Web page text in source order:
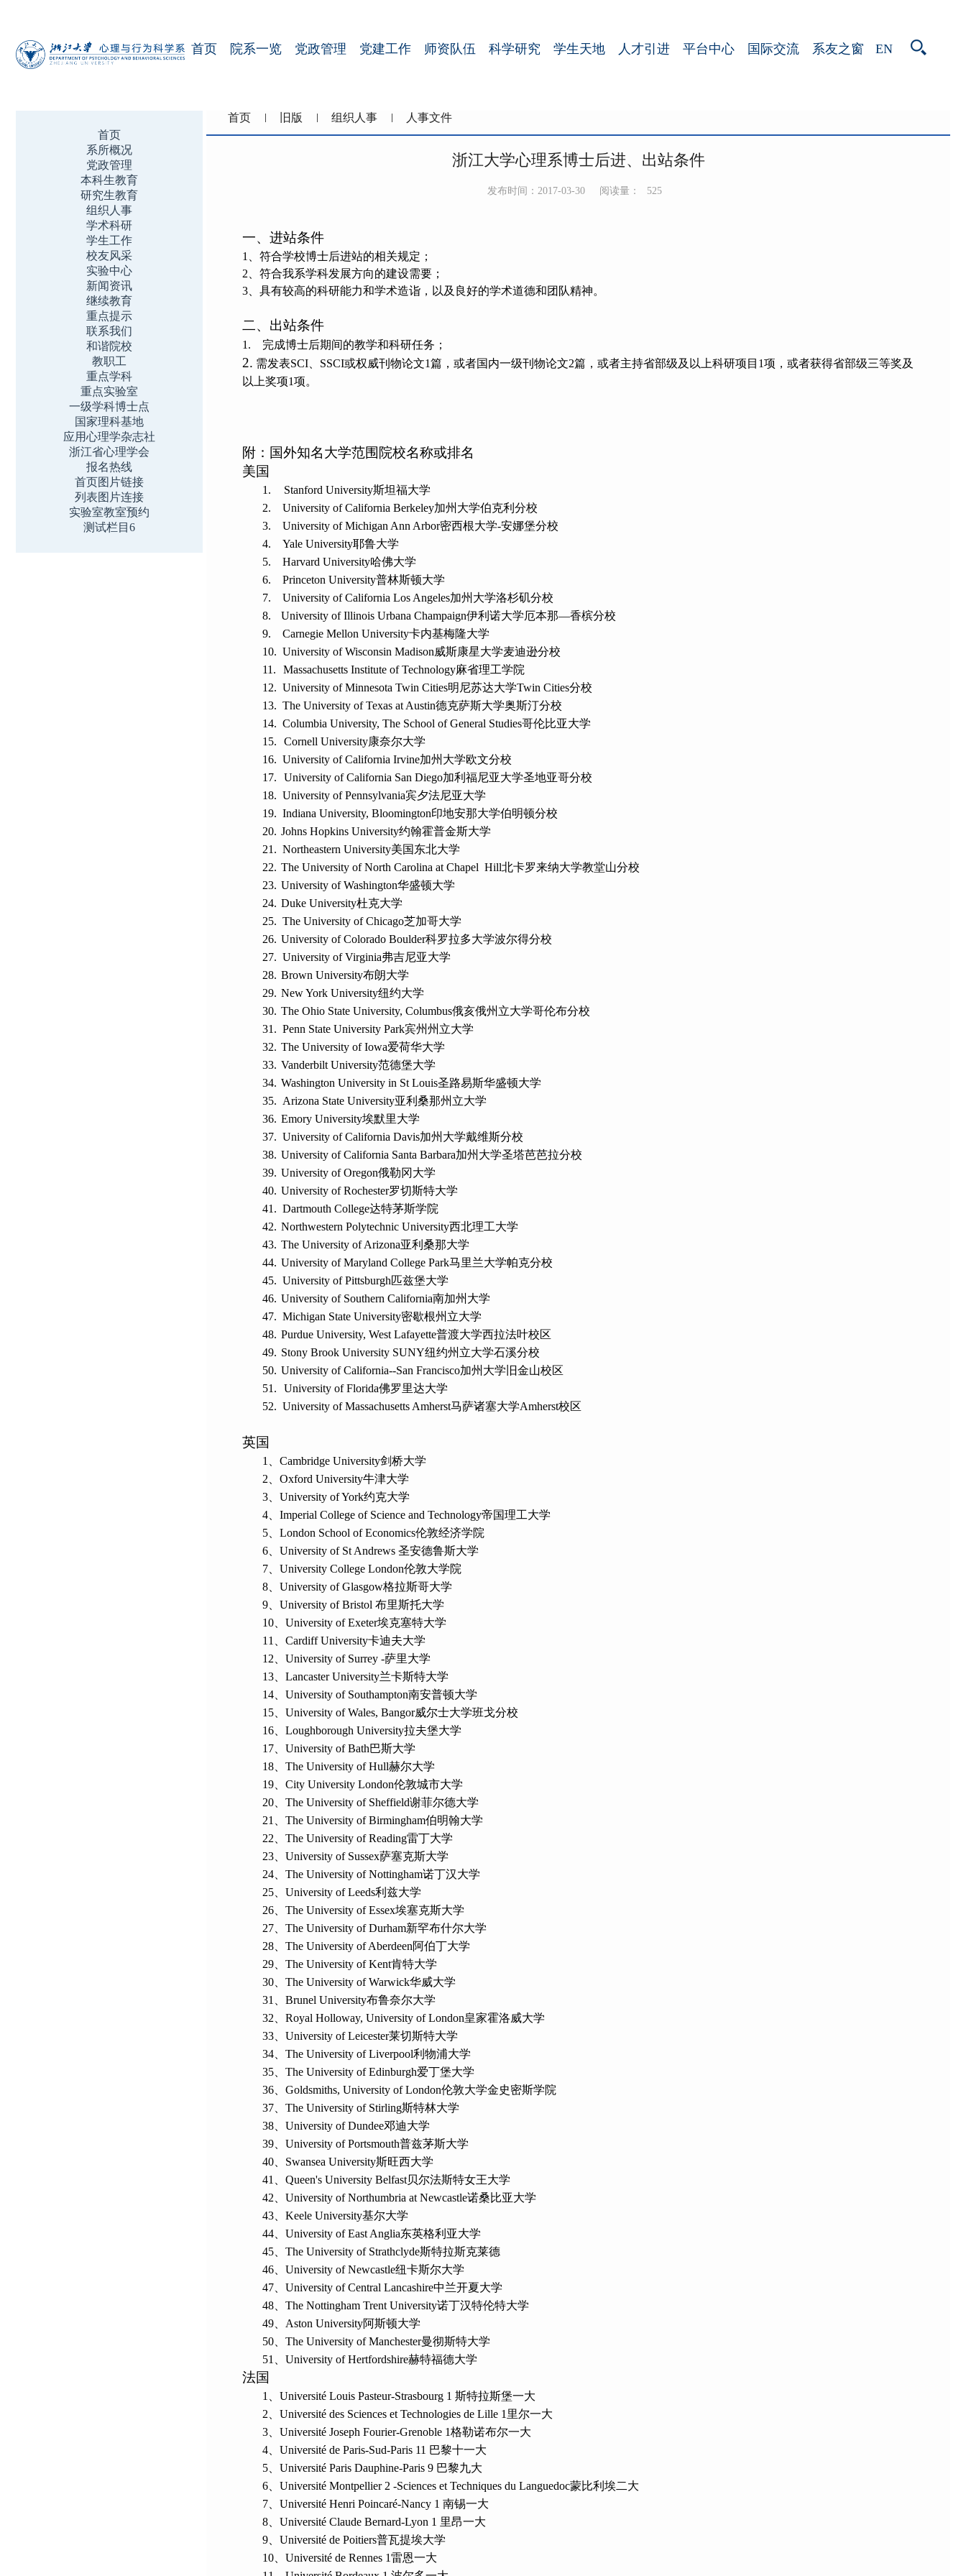
首页 院系一览 党政管理 党建工作 师资队伍 科学研究 学生天地 人才引进 平台中心 国际交流 系友之窗 EN
首页
系所概况
党政管理
本科生教育
研究生教育
组织人事
学术科研
学生工作
校友风采
实验中心
新闻资讯
继续教育
重点提示
联系我们
和谐院校
教职工
重点学科
重点实验室
一级学科博士点
国家理科基地
应用心理学杂志社
浙江省心理学会
报名热线
首页图片链接
列表图片连接
实验室教室预约
测试栏目6
首页 旧版 组织人事 人事文件
浙江大学心理系博士后进、出站条件
发布时间：2017-03-30 阅读量： 525
一、 进站条件
1、 符合学校博士后进站的相关规定；
2、 符合我系学科发展方向的建设需要；
3、 具有较高的科研能力和学术造诣，以及良好的学术道德和团队精神。
二、 出站条件
1. 完成博士后期间的教学和科研任务；
2. 需发表SCI SSCI或权威刊物论文1篇，或者国内一级刊物论文2篇，或者主持省部级及以上科研项目 1项，或者获得省部级三等奖及
以上奖项1项。
附：国外知名大学范围院校名称或排名
美国
1. Stanford University斯坦福大学
2.
University of California Berkeley加州大学伯克利分校
3.
University of Michigan Ann Arbor密西根大学-安娜堡分校
4.
Yale University耶鲁大学
5.
Harvard University哈佛大学
6.
Princeton University普林斯顿大学
7.
University of California Los Angeles加州大学洛杉矶分校
8.
University of Illinois Urbana Champaign伊利诺大学厄本那—香槟分校
9.
Carnegie Mellon University卡内基梅隆大学
10. University of Wisconsin Madison威斯康星大学麦迪逊分校
11.
Massachusetts Institute of Technology麻省理工学院
12. University of Minnesota Twin Cities明尼苏达大学Twin Cities分校
13. The University of Texas at Austin德克萨斯大学奥斯汀分校
14. Columbia University, The School of General Studies哥伦比亚大学
15.
Cornell University康奈尔大学
16. University of California Irvine加州大学欧文分校
17.
University of California San Diego加利福尼亚大学圣地亚哥分校
18. University of Pennsylvania宾夕法尼亚大学
19. Indiana University, Bloomington印地安那大学伯明顿分校
20. Johns Hopkins University约翰霍普金斯大学
21. Northeastern University美国东北大学
22. The University of North Carolina at Chapel Hill北卡罗来纳大学教堂山分校
23. University of Washington华盛顿大学
24. Duke University杜克大学
25. The University of Chicago芝加哥大学
26. University of Colorado Boulder科罗拉多大学波尔得分校
27. University of Virginia弗吉尼亚大学
28. Brown University布朗大学
29. New York University纽约大学
30. The Ohio State University, Columbus俄亥俄州立大学哥伦布分校
31. Penn State University Park宾州州立大学
32. The University of Iowa爱荷华大学
33. Vanderbilt University范德堡大学
34. Washington University in St Louis圣路易斯华盛顿大学
35. Arizona State University亚利桑那州立大学
36. Emory University埃默里大学
37. University of California Davis加州大学戴维斯分校
38. University of California Santa Barbara加州大学圣塔芭芭拉分校
39. University of Oregon俄勒冈大学
40. University of Rochester罗切斯特大学
41. Dartmouth College达特茅斯学院
42. Northwestern Polytechnic University西北理工大学
43. The University of Arizona亚利桑那大学
44. University of Maryland College Park马里兰大学帕克分校
45. University of Pittsburgh匹兹堡大学
46. University of Southern California南加州大学
47. Michigan State University密歇根州立大学
48. Purdue University, West Lafayette普渡大学西拉法叶校区
49. Stony Brook University SUNY纽约州立大学石溪分校
50. University of California--San Francisco加州大学旧金山校区
51.
University of Florida佛罗里达大学
52. University of Massachusetts Amherst马萨诸塞大学Amherst校区
英国
1、 Cambridge University剑桥大学
2、 Oxford University牛津大学
3、 University of York约克大学
4、 Imperial College of Science and Technology帝国理工大学
5、 London School of Economics伦敦经济学院
6、 University of St Andrews 圣安德鲁斯大学
7、 University College London伦敦大学院
8、 University of Glasgow格拉斯哥大学
9、 University of Bristol 布里斯托大学
10、 University of Exeter埃克塞特大学
11、 Cardiff University卡迪夫大学
12、 University of Surrey -萨里大学
13、 Lancaster University兰卡斯特大学
14、 University of Southampton南安普顿大学
15、 University of Wales, Bangor威尔士大学班戈分校
16、 Loughborough University拉夫堡大学
17、 University of Bath巴斯大学
18、 The University of Hull赫尔大学
19、 City University London伦敦城市大学
20、 The University of Sheffield谢菲尔德大学
21、 The University of Birmingham伯明翰大学
22、 The University of Reading雷丁大学
23、 University of Sussex萨塞克斯大学
24、 The University of Nottingham诺丁汉大学
25、 University of Leeds利兹大学
26、 The University of Essex埃塞克斯大学
27、 The University of Durham新罕布什尔大学
28、 The University of Aberdeen阿伯丁大学
29、 The University of Kent肯特大学
30、 The University of Warwick华威大学
31、 Brunel University布鲁奈尔大学
32、 Royal Holloway, University of London皇家霍洛威大学
33、 University of Leicester莱切斯特大学
34、 The University of Liverpool利物浦大学
35、 The University of Edinburgh爱丁堡大学
36、 Goldsmiths, University of London伦敦大学金史密斯学院
37、 The University of Stirling斯特林大学
38、 University of Dundee邓迪大学
39、 University of Portsmouth普兹茅斯大学
40、 Swansea University斯旺西大学
41、 Queen's University Belfast贝尔法斯特女王大学
42、 University of Northumbria at Newcastle诺桑比亚大学
43、 Keele University基尔大学
44、 University of East Anglia东英格利亚大学
45、 The University of Strathclyde斯特拉斯克莱德
46、 University of Newcastle纽卡斯尔大学
47、 University of Central Lancashire中兰开夏大学
48、 The Nottingham Trent University诺丁汉特伦特大学
49、 Aston University阿斯顿大学
50、 The University of Manchester曼彻斯特大学
51、 University of Hertfordshire赫特福德大学
法国
1、 Université Louis Pasteur-Strasbourg 1 斯特拉斯堡一大
2、 Université des Sciences et Technologies de Lille 1 里尔一大
3、 Université Joseph Fourier-Grenoble 1格勒诺布尔一大
4、 Université de Paris-Sud-Paris 11 巴黎十一大
5、 Université Paris Dauphine-Paris 9 巴黎九大
6、 Université Montpellier 2 -Sciences et Techniques du Languedoc蒙比利埃二大
7、 Université Henri Poincaré-Nancy 1 南锡一大
8、 Université Claude Bernard-Lyon 1 里昂一大
9、 Université de Poitiers普瓦提埃大学
10、 Université de Rennes 1雷恩一大